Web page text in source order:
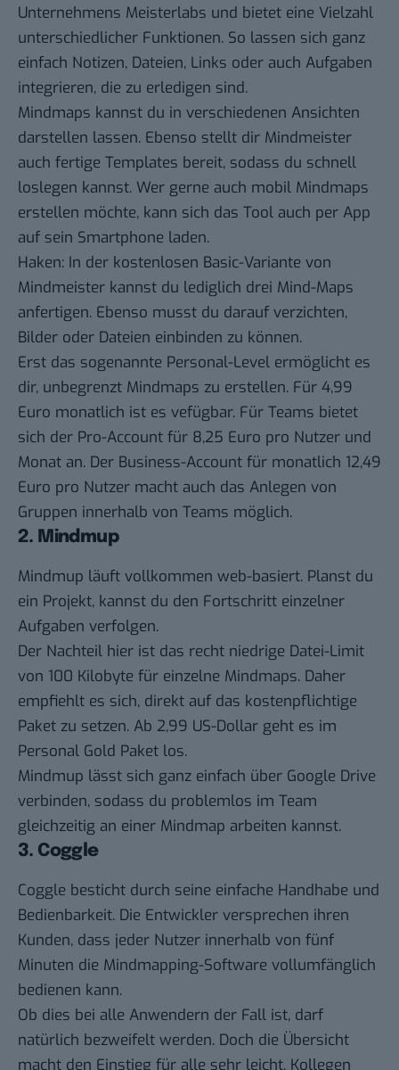
Unternehmens Meisterlabs und bietet eine Vielzahl
unterschiedlicher Funktionen. So lassen sich ganz
einfach Notizen, Dateien, Links oder auch Aufgaben
integrieren, die zu erledigen sind.
Mindmaps kannst du in verschiedenen Ansichten
darstellen lassen. Ebenso stellt dir Mindmeister
auch fertige Templates bereit, sodass du schnell
loslegen kannst. Wer gerne auch mobil Mindmaps
erstellen möchte, kann sich das Tool auch per App
auf sein Smartphone laden.
Haken: In der kostenlosen Basic-Variante von
Mindmeister kannst du lediglich drei Mind-Maps
anfertigen. Ebenso musst du darauf verzichten,
Bilder oder Dateien einbinden zu können.
Erst das sogenannte Personal-Level ermöglicht es
dir, unbegrenzt Mindmaps zu erstellen. Für 4,99
Euro monatlich ist es vefügbar. Für Teams bietet
sich der Pro-Account für 8,25 Euro pro Nutzer und
Monat an. Der Business-Account für monatlich 12,49
Euro pro Nutzer macht auch das Anlegen von
Gruppen innerhalb von Teams möglich.
2. Mindmup
Mindmup läuft vollkommen web-basiert. Planst du
ein Projekt, kannst du den Fortschritt einzelner
Aufgaben verfolgen.
Der Nachteil hier ist das recht niedrige Datei-Limit
von 100 Kilobyte für einzelne Mindmaps. Daher
empfiehlt es sich, direkt auf das kostenpflichtige
Paket zu setzen. Ab 2,99 US-Dollar geht es im
Personal Gold Paket los.
Mindmup lässt sich ganz einfach über Google Drive
verbinden, sodass du problemlos im Team
gleichzeitig an einer Mindmap arbeiten kannst.
3. Coggle
Coggle besticht durch seine einfache Handhabe und
Bedienbarkeit. Die Entwickler versprechen ihren
Kunden, dass jeder Nutzer innerhalb von fünf
Minuten die Mindmapping-Software vollumfänglich
bedienen kann.
Ob dies bei alle Anwendern der Fall ist, darf
natürlich bezweifelt werden. Doch die Übersicht
macht den Einstieg für alle sehr leicht. Kollegen